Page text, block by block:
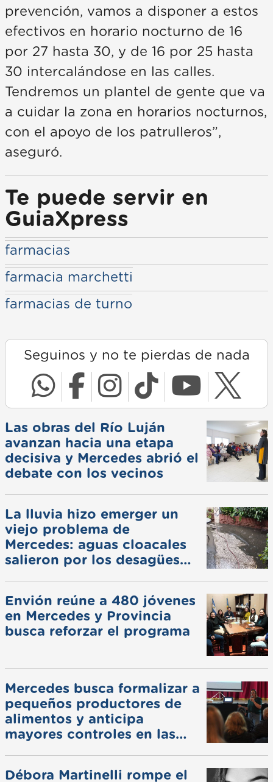
prevención, vamos a disponer a estos
efectivos en horario nocturno de 16
por 27 hasta 30, y de 16 por 25 hasta
30 intercalándose en las calles.
Tendremos un plantel de gente que va
a cuidar la zona en horarios nocturnos,
con el apoyo de los patrulleros”,
aseguró.
Te puede servir en
GuiaXpress
farmacias
farmacia marchetti
farmacias de turno
Seguinos y no te pierdas de nada
Las obras del Río Luján
avanzan hacia una etapa
decisiva y Mercedes abrió el
debate con los vecinos
La lluvia hizo emerger un
viejo problema de
Mercedes: aguas cloacales
salieron por los desagües
Envión reúne a 480 jóvenes
en Mercedes y Provincia
busca reforzar el programa
Mercedes busca formalizar a
pequeños productores de
alimentos y anticipa
mayores controles en las
Débora Martinelli rompe el